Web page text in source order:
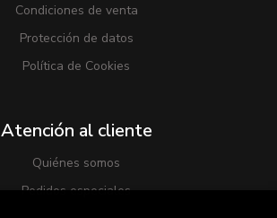
Condiciones de venta
Protección de datos
Política de Cookies
Atención al cliente
Quiénes somos
Pedidos especiales